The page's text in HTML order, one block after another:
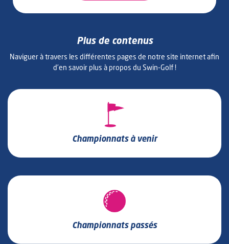
Plus de contenus
Naviguer à travers les différentes pages de notre site internet afin
d’en savoir plus à propos du Swin-Golf !
Championnats à venir
Championnats passés